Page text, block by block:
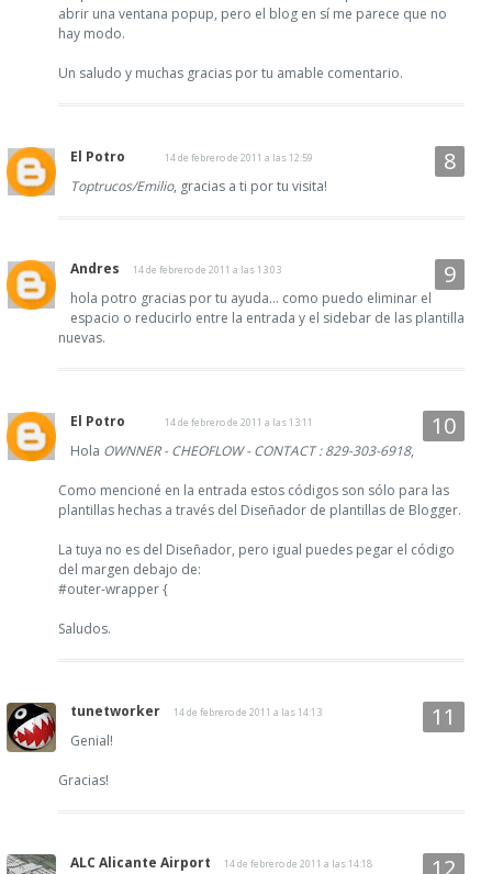
abrir una ventana popup, pero el blog en sí me parece que no
hay modo.
Un saludo y muchas gracias por tu amable comentario.
El Potro 14 de febrero de 2011 a las 12:59
Toptrucos/Emilio, gracias a ti por tu visita!
Andres 14 de febrero de 2011 a las 13:03
hola potro gracias por tu ayuda... como puedo eliminar el
espacio o reducirlo entre la entrada y el sidebar de las plantilla
nuevas.
El Potro 14 de febrero de 2011 a las 13:11
Hola OWNNER - CHEOFLOW - CONTACT : 829-303-6918,
Como mencioné en la entrada estos códigos son sólo para las
plantillas hechas a través del Diseñador de plantillas de Blogger.
La tuya no es del Diseñador, pero igual puedes pegar el código
del margen debajo de:
#outer-wrapper {
Saludos.
tunetworker 14 de febrero de 2011 a las 14:13
Genial!
Gracias!
ALC Alicante Airport 14 de febrero de 2011 a las 14:18